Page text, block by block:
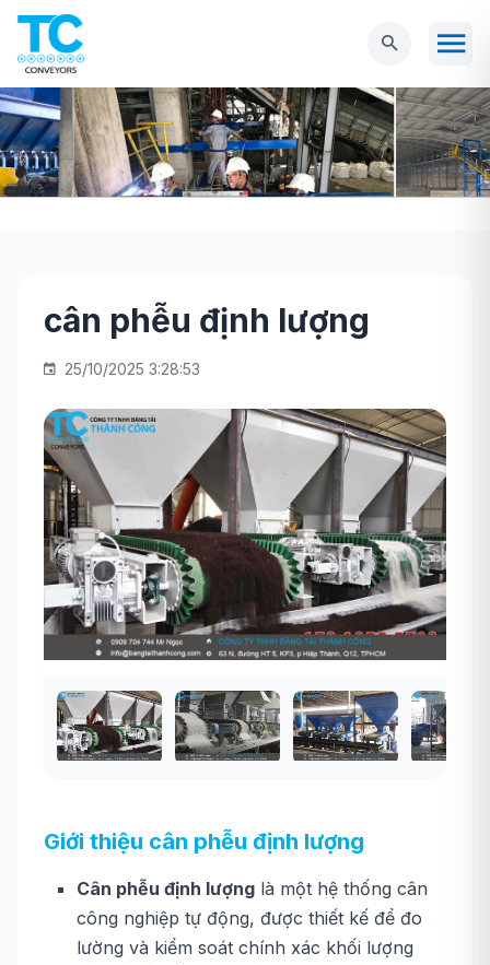
phễu định lượng
cân phễu định lượng
25/10/2025 3:28:53
Giới thiệu cân phễu định lượng
Cân phễu định lượng là một hệ thống cân
công nghiệp tự động, được thiết kế để đo
lường và kiểm soát chính xác khối lượng